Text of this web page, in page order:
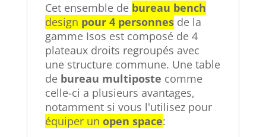
Cet ensemble de bureau bench
design pour 4 personnesde la
gamme Isos est composé de 4
plateaux droits regroupés avec
une structure commune. Une table
de bureau multiposte comme
celle-ci a plusieurs avantages,
notamment si vous l'utilisez pour
équiper un open space: